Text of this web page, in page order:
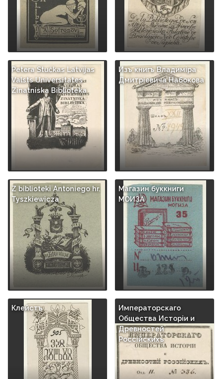
Petera Stučkas Latvijas
Valsts Universitates
Zinatniska Biblioteka
Изъ книгъ Владимiра
Дмитрiевича Набокова
Z biblioteki Antoniego hr.
Tyszkiewicza
Магазин буккниги
МОИЗА
Клейстъ
Императорскаго
Общества Исторiи и
Древностей
Россiйскихъ